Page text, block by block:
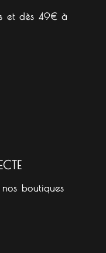
et dès 49€ à
boutiques